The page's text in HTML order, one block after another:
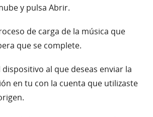
y pulsa Abrir.
de carga de la música que
que se complete.
dispositivo al que deseas enviar la
en tu con la cuenta que utilizaste